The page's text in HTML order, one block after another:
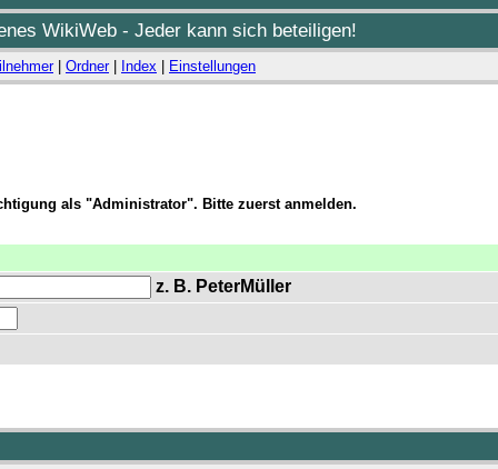
WikiWeb - Jeder kann sich beteiligen!
| Ordner| Index Einstellungen
als "Administrator". Bitte zuerst anmelden.
z. B. PeterMüller